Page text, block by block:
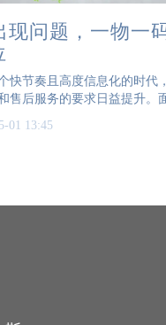
现问题，一物一
快节奏且高度信息化的时代
售后服务的要求日益提升。
问题，如何实现快速精准的
提升客户满意度与品牌忠诚
01 13:45